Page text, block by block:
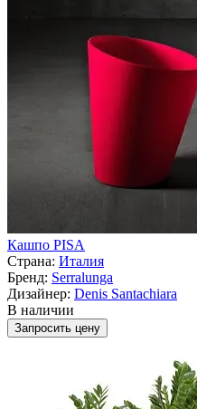
Кашпо PISA
Страна: Италия
Бренд: Serralunga
Дизайнер: Denis Santachiara
В наличии
Запросить цену